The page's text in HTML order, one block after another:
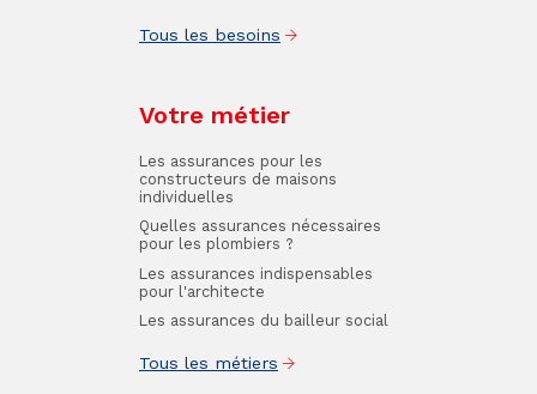
Tous les besoins
Votre métier
Les assurances pour les
constructeurs de maisons
individuelles
Quelles assurances nécessaires
pour les plombiers ?
Les assurances indispensables
pour l'architecte
Les assurances du bailleur social
Tous les métiers